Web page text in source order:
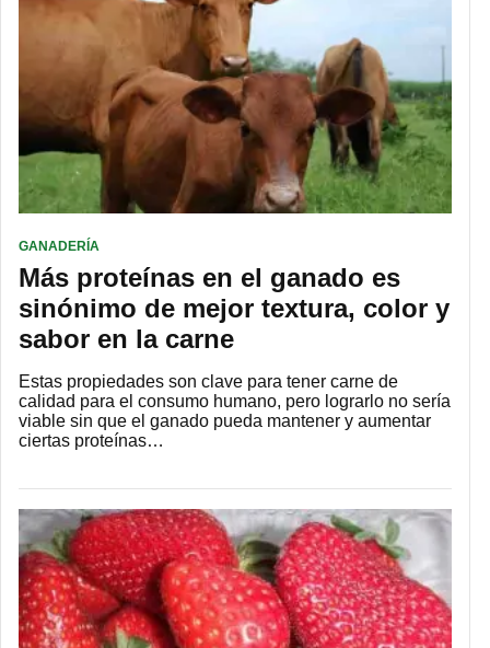
GANADERÍA
Más proteínas en el ganado es
sinónimo de mejor textura, color y
sabor en la carne
Estas propiedades son clave para tener carne de
calidad para el consumo humano, pero lograrlo no sería
viable sin que el ganado pueda mantener y aumentar
ciertas proteínas…